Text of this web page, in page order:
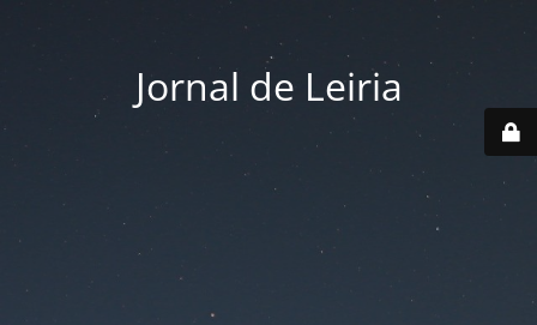
Jornal de Leiria